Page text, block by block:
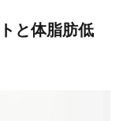
と体脂肪低